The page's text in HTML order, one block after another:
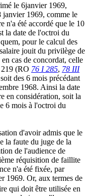
le 6janvier 1969,
janvier 1969, comme le
n'a été accordé que le 10
la date de l'octroi du
pour le calcul des
jouit du privilège de
cas de concordat, celle
(RO 76 I 285, 78 III
des 6 mois précédant
1968. Ainsi la date
en considération, soit la
6 mois à l'octroi du
d'avoir admis que le
la faute du juge de la
de l'audience de
réquisition de faillite
n'a été fixée, par
1969. Or, aux termes de
qui doit être utilisée en